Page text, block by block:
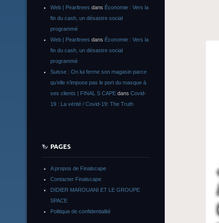
Web | Pearltrees dans Économie : Vers la
fin du cash, un désastre social
programmé
Web | Pearltrees dans Économie : Vers la
fin du cash, un désastre social
programmé
Suisse : On lui ferme son magasin parce
qu’elle n’impose pas le port du masque à
ses clients | FINAL S CAPE dans Covid-
19 : La vérité / Covid-19: The Truth
PAGES
A propos de Finalscape
Contacter Finalscape
DIDIER MAROUANI ET LE GROUPE
SPACE
Politique de confidentialité